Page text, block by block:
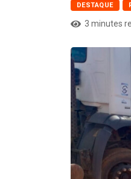
DESTAQUE
3 minutes